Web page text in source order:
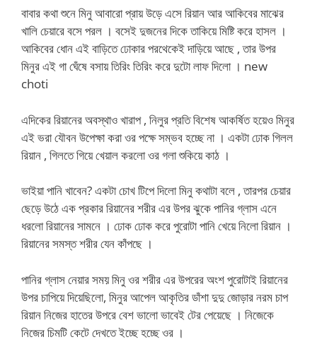
বাবার কথা শুনে মিনু আবারো প্রায় উড়ে এসে রিয়ান আর আকিবের মাঝের
খালি চেয়ারে বসে পরল । বসেই দুজনের দিকে তাকিয়ে মিষ্টি করে হাসল ।
আকিবের ধোন এই বাড়িতে ঢোকার পরথেকেই দাড়িয়ে আছে , তার উপর
মিনুর এই গা ঘেঁষে বসায় তিরিং তিরিং করে দুটো লাফ দিলো । new
choti
এদিকের রিয়ানের অবস্থাও খারাপ , নিলুর প্রতি বিশেষ আকর্ষিত হয়েও মিনুর
এই ভরা যৌবন উপেক্ষা করা ওর পক্ষে সম্ভব হচ্ছে না । একটা ঢোক গিলল
রিয়ান , গিলতে গিয়ে খেয়াল করলো ওর গলা শুকিয়ে কাঠ ।
ভাইয়া পানি খাবেন? একটা চোখ টিপে দিলো মিনু কথাটা বলে , তারপর চেয়ার
ছেড়ে উঠে এক প্রকার রিয়ানের শরীর এর উপর ঝুকে পানির গ্লাস এনে
ধরলো রিয়ানের সামনে । ঢোক ঢোক করে পুরোটা পানি খেয়ে নিলো রিয়ান ।
রিয়ানের সমস্ত শরীর যেন কাঁপছে ।
পানির গ্লাস নেয়ার সময় মিনু ওর শরীর এর উপরের অংশ পুরোটাই রিয়ানের
উপর চাপিয়ে দিয়েছিলো, মিনুর আপেল আকৃতির ডাঁশা দুদু জোড়ার নরম চাপ
রিয়ান নিজের হাতের উপরে বেশ ভালো ভাবেই টের পেয়েছে । নিজেকে
নিজের চিমটি কেটে দেখতে ইচ্ছে হচ্ছে ওর ।